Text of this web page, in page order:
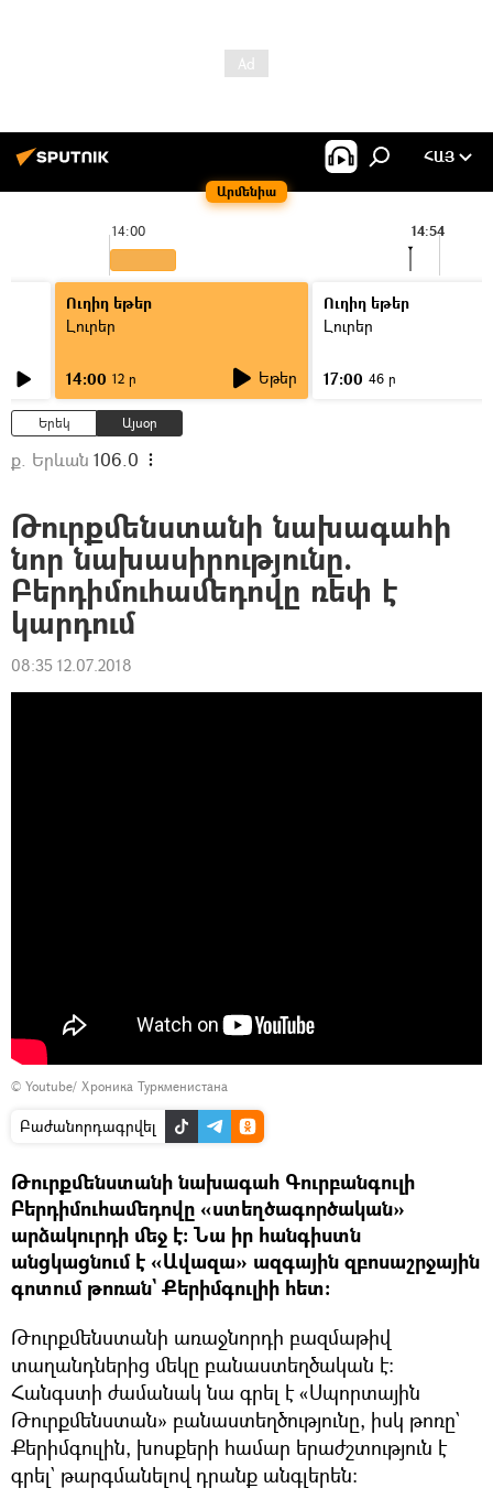
Արմենիա
ՀԱՅ
14:00 14:54
Ուղիղ եթեր
Լուրեր
14:00 12 ր Եթեր
Ուղիղ եթեր
Լուրեր
17:00 46 ր
Երեկ Այսօր
ք. Երևան 106.0
Թուրքմենստանի նախագահի
նոր նախասիրությունը.
Բերդիմուհամեդովը ռեփ է
կարդում
08:35 12.07.2018
© Youtube/ Хроника Туркменистана
Բաժանորդագրվել
Թուրքմենստանի նախագահ Գուրբանգուլի
Բերդիմուհամեդովը «ստեղծագործական»
արձակուրդի մեջ է։ Նա իր հանգիստն
անցկացնում է «Ավազա» ազգային զբոսաշրջային
գոտում թոռան` Քերիմգուլիի հետ։
Թուրքմենստանի առաջնորդի բազմաթիվ
տաղանդներից մեկը բանաստեղծական է։
Հանգստի ժամանակ նա գրել է «Սպորտային
Թուրքմենստան» բանաստեղծությունը, իսկ թոռը`
Քերիմգուլին, խոսքերի համար երաժշտություն է
գրել` թարգմանելով դրանք անգլերեն։